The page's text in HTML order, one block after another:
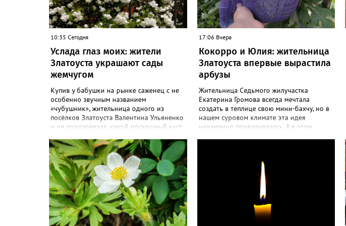
10:35 Сегодня
Услада глаз моих: жители
Златоуста украшают сады
жемчугом
Купив у бабушки на рынке саженец с не
особенно звучным названием
«чубушник», жительница одного из
посёлков Златоуста Валентина Ульяненко
и не подозревала, какой роскошный куст
жасмина! «Златоуст.инфо» узнал
особенности ухода за этим кустарником.
«Всем своим подругам и коллегам
посоветовала непременно посадить
чубушник, и его становится в нашем
городе всё больше, - рассказала нашему
порталу Валентина. – У меня растёт, на
мой взгляд, самый красивый сорт –
«Жемчуг». Моему кусту (на фото) четыре
17:06 Вчера
Кокорро и Юлия: жительница
Златоуста впервые вырастила
арбузы
Жительница Седьмого жилучастка
Екатерина Громова всегда мечтала
создать в теплице свою мини-бахчу, но в
нашем суровом климате эта идея
неизменно проваливалась. А в этом
полакомиться пусть маленьким, но своим
арбузиком, всё мимо: вырастали до
размера бобов и отваливались, -
поделилась со «Златоуст.инфо» садовод.
– В этом году посадила сорт так
называемых северных арбузов – «Юлия»,
а также «Коккоро» (он жёлтый и, говорят,